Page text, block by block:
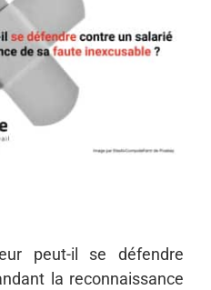
peut-il se défendre
la reconnaissance